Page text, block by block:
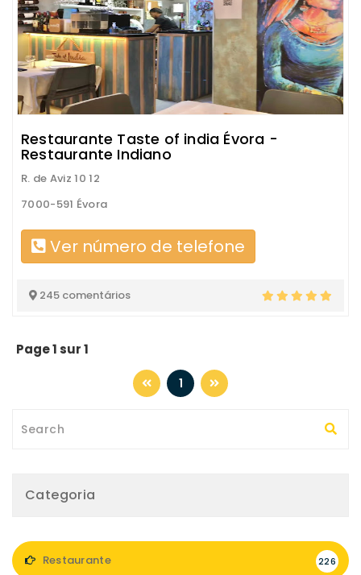
Restaurante Taste of india Évora -
Restaurante Indiano
R. de Aviz 10 12
7000-591 Évora
Ver número de telefone
245 comentários
Page 1 sur 1
1
Categoria
Restaurante 226